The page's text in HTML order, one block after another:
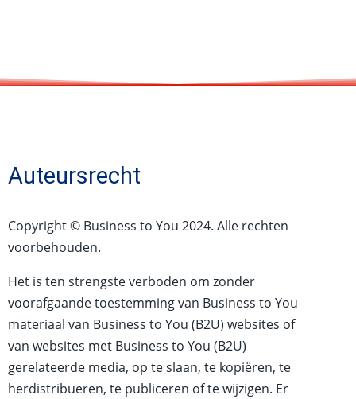
Auteursrecht
Copyright © Business to You 2024. Alle rechten
voorbehouden.
Het is ten strengste verboden om zonder
voorafgaande toestemming van Business to You
materiaal van Business to You (B2U) websites of
van websites met Business to You (B2U)
gerelateerde media, op te slaan, te kopiëren, te
herdistribueren, te publiceren of te wijzigen. Er